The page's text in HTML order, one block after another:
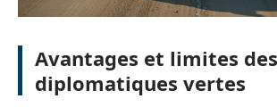
Avantages et limites
diplomatiques vertes